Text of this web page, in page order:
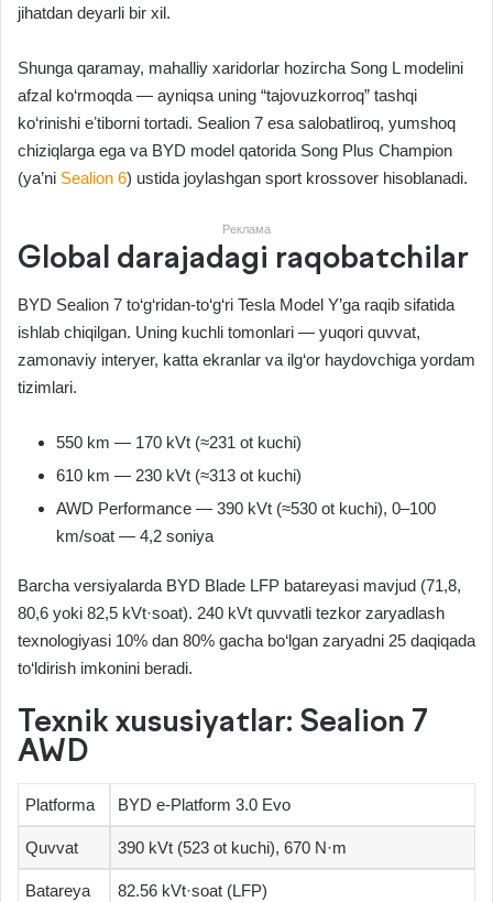
jihatdan deyarli bir xil.
Shunga qaramay, mahalliy xaridorlar hozircha Song L modelini
afzal ko‘rmoqda — ayniqsa uning “tajovuzkorroq” tashqi
ko‘rinishi eʼtiborni tortadi. Sealion 7 esa salobatliroq, yumshoq
chiziqlarga ega va BYD model qatorida Song Plus Champion
(ya’ni Sealion 6) ustida joylashgan sport krossover hisoblanadi.
Реклама
Global darajadagi raqobatchilar
BYD Sealion 7 to‘g‘ridan-to‘g‘ri Tesla Model Y’ga raqib sifatida
ishlab chiqilgan. Uning kuchli tomonlari — yuqori quvvat,
zamonaviy interyer, katta ekranlar va ilg‘or haydovchiga yordam
tizimlari.
550 km — 170 kVt (≈231 ot kuchi)
610 km — 230 kVt (≈313 ot kuchi)
AWD Performance — 390 kVt (≈530 ot kuchi), 0–100
km/soat — 4,2 soniya
Barcha versiyalarda BYD Blade LFP batareyasi mavjud (71,8,
80,6 yoki 82,5 kVt·soat). 240 kVt quvvatli tezkor zaryadlash
texnologiyasi 10% dan 80% gacha bo‘lgan zaryadni 25 daqiqada
to‘ldirish imkonini beradi.
Texnik xususiyatlar: Sealion 7
AWD
Platforma BYD e‑Platform 3.0 Evo
Quvvat 390 kVt (523 ot kuchi), 670 N·m
Batareya 82.56 kVt·soat (LFP)